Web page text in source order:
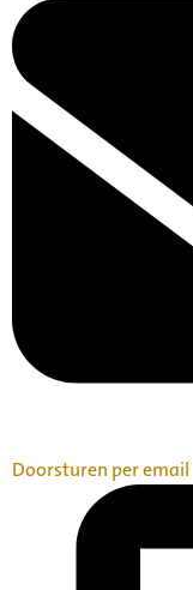
Doorsturen per email